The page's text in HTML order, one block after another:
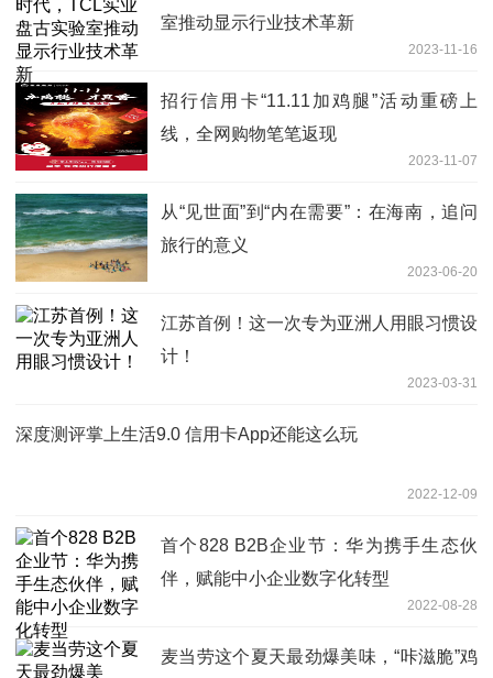
室推动显示行业技术革新
2023-11-16
招行信用卡“11.11加鸡腿”活动重磅上
线，全网购物笔笔返现
2023-11-07
从“见世面”到“内在需要”：在海南，追问
旅行的意义
2023-06-20
江苏首例！这一次专为亚洲人用眼习惯设
计！
2023-03-31
深度测评掌上生活9.0 信用卡App还能这么玩
2022-12-09
首个828 B2B企业节：华为携手生态伙
伴，赋能中小企业数字化转型
2022-08-28
麦当劳这个夏天最劲爆美味，“咔滋脆”鸡